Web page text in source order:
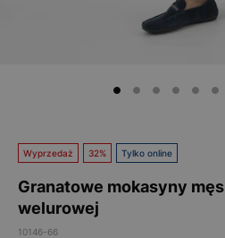
Wyprzedaż 32% Tylko online
Granatowe mokasyny
welurowej
10146-66